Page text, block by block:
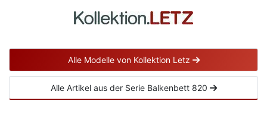
Alle Modelle von Kollektion Letz
Alle Artikel aus der Serie Balkenbett 820